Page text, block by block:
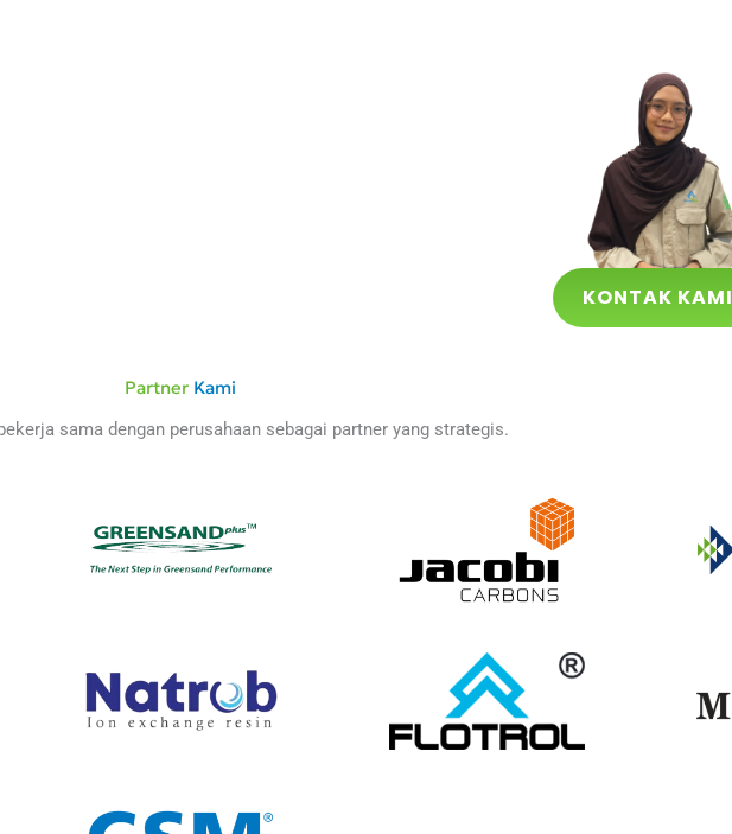
KONTAK KAMI
Partner Kami
sama dengan perusahaan sebagai partner yang strategis.